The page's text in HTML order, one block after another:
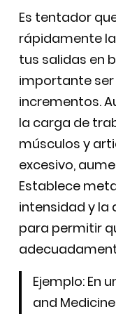
Es tentador
rápidamente
tus salidas en
importante ser
incrementos.
la carga de
músculos y
excesivo,
Establece
intensidad y la
para permitir
Ejemplo: En
and